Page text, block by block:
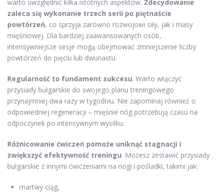
warto uwzględnić kilka istotnych aspektów. Zdecydowanie
zaleca się wykonanie trzech serii po piętnaście
powtórzeń, co sprzyja zarówno rozwojowi siły, jak i masy
mięśniowej. Dla bardziej zaawansowanych osób,
intensywniejsze sesje mogą obejmować zmniejszenie liczby
powtórzeń do pięciu lub dwunastu.
Regularność to fundament sukcesu. Warto włączyć
przysiady bułgarskie do swojego planu treningowego
przynajmniej dwa razy w tygodniu. Nie zapominaj również o
odpowiedniej regeneracji – mięśnie nóg potrzebują czasu na
odpoczynek po intensywnym wysiłku.
Różnicowanie ćwiczeń pomoże uniknąć stagnacji i
zwiększyć efektywność treningu. Możesz zestawić przysiady
bułgarskie z innymi ćwiczeniami na nogi i pośladki, takimi jak:
martwy ciąg,